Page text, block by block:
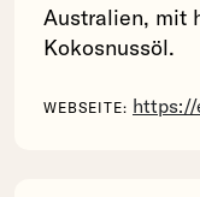
Australien, mit
Kokosnussöl.
WEBSEITE: https://